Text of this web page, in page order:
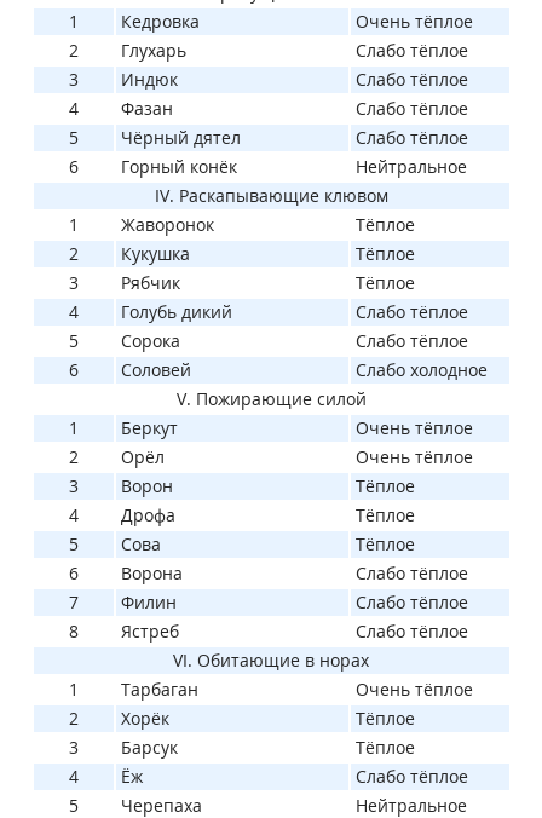
1
Кедровка
Очень тёплое
2
Глухарь
Слабо тёплое
3
Индюк
Слабо тёплое
4
Фазан
Слабо тёплое
5
Чёрный дятел
Слабо тёплое
6
Горный конёк
Нейтральное
IV. Раскапывающие клювом
1
Жаворонок
Тёплое
2
Кукушка
Тёплое
3
Рябчик
Тёплое
4
Голубь дикий
Слабо тёплое
5
Сорока
Слабо тёплое
6
Соловей
Слабо холодное
V. Пожирающие силой
1
Беркут
Очень тёплое
2
Орёл
Очень тёплое
3
Ворон
Тёплое
4
Дрофа
Тёплое
5
Сова
Тёплое
6
Ворона
Слабо тёплое
7
Филин
Слабо тёплое
8
Ястреб
Слабо тёплое
VI. Обитающие в норах
1
Тарбаган
Очень тёплое
2
Хорёк
Тёплое
3
Барсук
Тёплое
4
Ёж
Слабо тёплое
5
Черепаха
Нейтральное